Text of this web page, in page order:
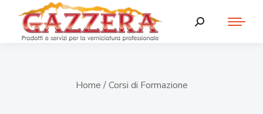
Home / Corsi di Formazione